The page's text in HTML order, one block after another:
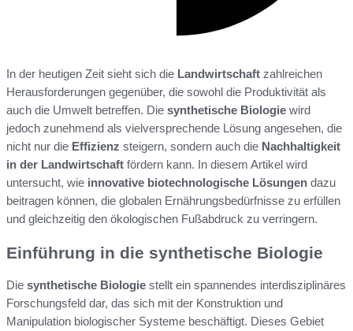
In der heutigen Zeit sieht sich die Landwirtschaft zahlreichen
Herausforderungen gegenüber, die sowohl die Produktivität als
auch die Umwelt betreffen. Die synthetische Biologie wird
jedoch zunehmend als vielversprechende Lösung angesehen, die
nicht nur die Effizienz steigern, sondern auch die Nachhaltigkeit
in der Landwirtschaft fördern kann. In diesem Artikel wird
untersucht, wie innovative biotechnologische Lösungen dazu
beitragen können, die globalen Ernährungsbedürfnisse zu erfüllen
und gleichzeitig den ökologischen Fußabdruck zu verringern.
Einführung in die synthetische Biologie
Die synthetische Biologie stellt ein spannendes interdisziplinäres
Forschungsfeld dar, das sich mit der Konstruktion und
Manipulation biologischer Systeme beschäftigt. Dieses Gebiet